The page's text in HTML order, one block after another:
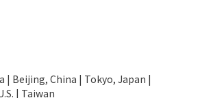
| Beijing, China | Tokyo, Japan |
| Taiwan